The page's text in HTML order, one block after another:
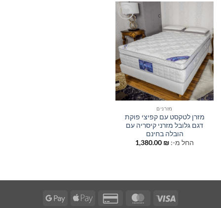
למוצרים
שאהבתי
מזרנים
מזרן לטקסט עם קפיצי פוקת
דגם גלובל מזרני קיסריה עם
הובלה בחינם
החל מ-:
1,380.00 ₪
Visa
MasterCard
Credit
Apple
Google